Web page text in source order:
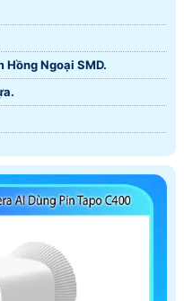
Hồng Ngoại SMD.